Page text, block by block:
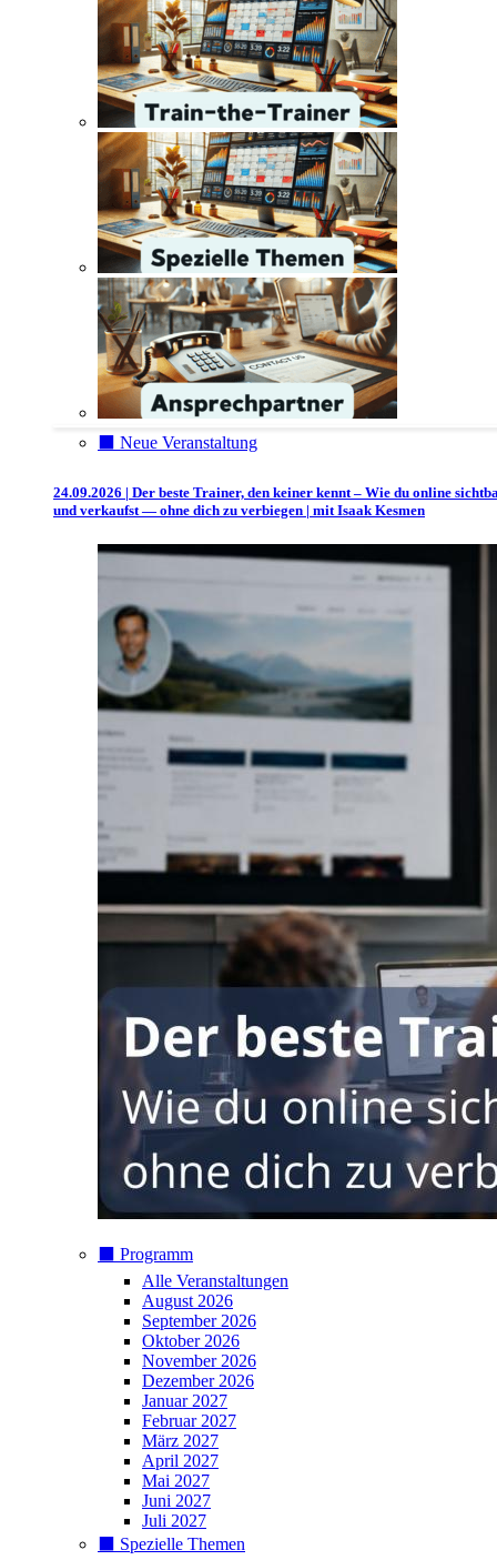
⬛️ Neue Veranstaltung
24.09.2026 | Der beste Trainer, den keiner kennt – Wie du online
und verkaufst — ohne dich zu verbiegen | mit Isaak Kesmen
⬛️ Programm
Alle Veranstaltungen
August 2026
September 2026
Oktober 2026
November 2026
Dezember 2026
Januar 2027
Februar 2027
März 2027
April 2027
Mai 2027
Juni 2027
Juli 2027
⬛️ Spezielle Themen